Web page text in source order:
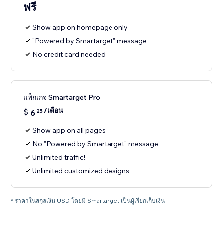
ฟรี
Show app on homepage only
"Powered by Smartarget" message
No credit card needed
แพ็กเกจ Smartarget Pro
$ 6 25/เดือน
Show app on all pages
No "Powered by Smartarget" message
Unlimited traffic!
Unlimited customized designs
* ราคาในสกุลเงิน USD โดยมี Smartarget เป็นผู้เรียกเก็บเงิน